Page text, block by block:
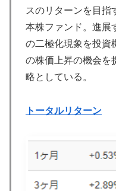
スのリターンを目指
本株ファンド。進展
の二極化現象を投資
の株価上昇の機会を
略としている。
トータルリターン